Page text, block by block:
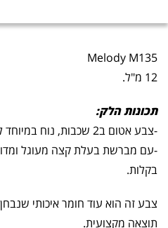
Melody M135
12 מ"ל.
תכונות הלק:
-צבע אטום ב2 שכבות, נוח במיוחד למריחה.
-עם מברשת בעלת קצה מעוגל
בקלות.
צבע זה הוא עוד חומר איכותי
תוצאה מקצועית.